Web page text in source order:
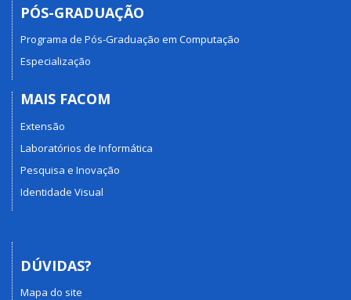
PÓS-GRADUAÇÃO
Programa de Pós-Graduação em Computação
Especialização
MAIS FACOM
Extensão
Laboratórios de Informática
Pesquisa e Inovação
Identidade Visual
DÚVIDAS?
Mapa do site